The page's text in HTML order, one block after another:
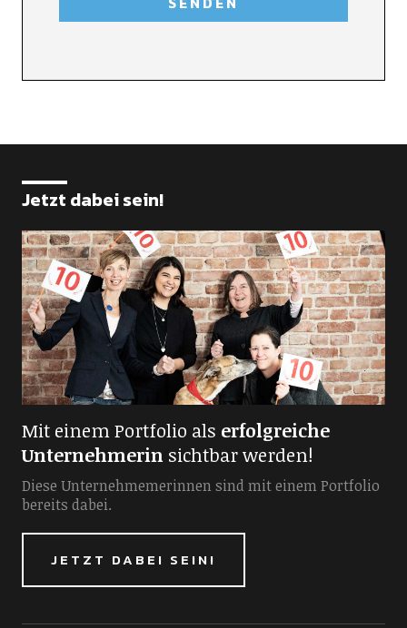
Jetzt dabei sein!
Mit einem Portfolio als erfolgreiche
Unternehmerinsichtbar werden!
Diese Unternehmemerinnen sind mit einem Portfolio
bereits dabei.
JETZT DABEI SEIN!